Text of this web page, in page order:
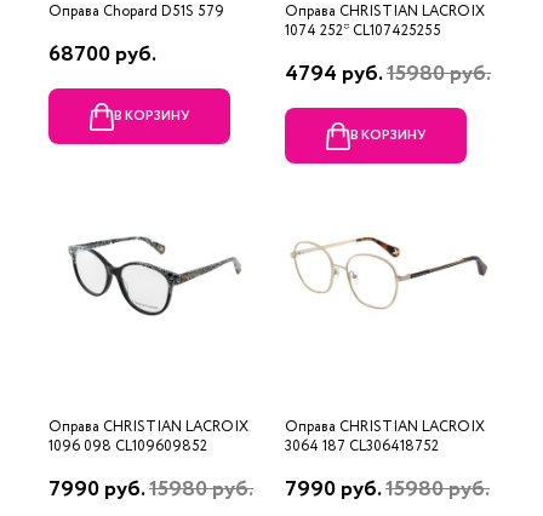
Оправа Chopard D51S 579
68700 руб.
В КОРЗИНУ
Оправа CHRISTIAN LACROIX
1074 252* CL107425255
4794 руб.15980 руб.
В КОРЗИНУ
Оправа CHRISTIAN LACROIX
1096 098 CL109609852
7990 руб.15980 руб.
Оправа CHRISTIAN LACROIX
3064 187 CL306418752
7990 руб.15980 руб.